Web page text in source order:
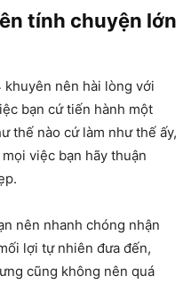
tính chuyện lớn
nên hài lòng với
bạn cứ tiến hành một
thế nào cứ làm như thế ấy,
việc bạn hãy thuận
nên nhanh chóng nhận
lợi tự nhiên đưa đến,
cũng không nên quá